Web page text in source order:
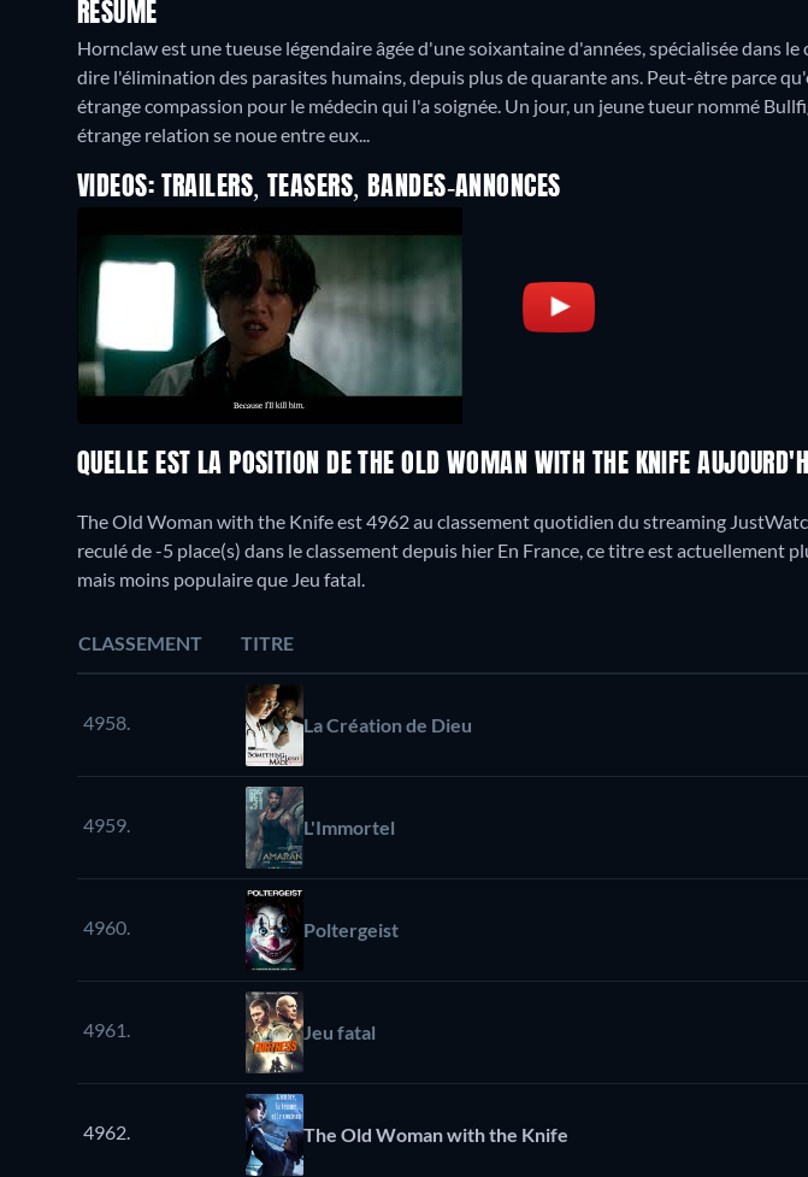
RÉSUMÉ
Hornclaw est une tueuse légendaire âgée d'une soixantaine d'années, spécialisée dans le
dire l'élimination des parasites humains, depuis plus de quarante ans. Peut-être parce
étrange compassion pour le médecin qui l'a soignée. Un jour, un jeune tueur nommé
étrange relation se noue entre eux...
VIDEOS: TRAILERS, TEASERS, BANDES-ANNONCES
QUELLE EST LA POSITION DE THE OLD WOMAN WITH THE KNIFE
The Old Woman with the Knife est 4962 au classement quotidien du streaming
reculé de -5 place(s) dans le classement depuis hier En France, ce titre est actuellement
mais moins populaire que Jeu fatal.
CLASSEMENT TITRE
4958. La Création de Dieu
4959. L'Immortel
4960. Poltergeist
4961. Jeu fatal
4962. The Old Woman with the Knife